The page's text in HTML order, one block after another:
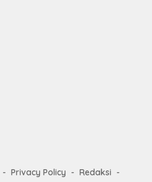
Privacy Policy
Redaksi